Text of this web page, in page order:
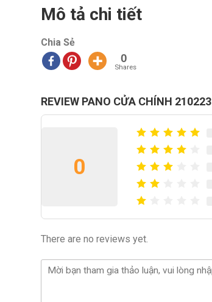
Mô tả chi tiết
Chia Sẻ
0
Shares
REVIEW PANO CỬA CHÍNH 210223
0
There are no reviews yet.